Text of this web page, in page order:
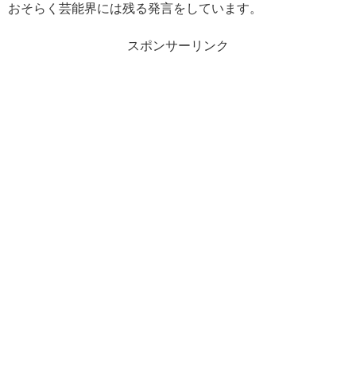
おそらく芸能界には残る発言をしています。
スポンサーリンク